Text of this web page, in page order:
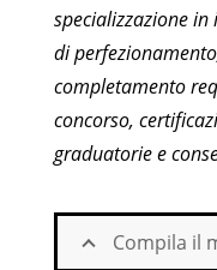
specializzazione
di
completamento
concorso,
graduatorie e
Compila il